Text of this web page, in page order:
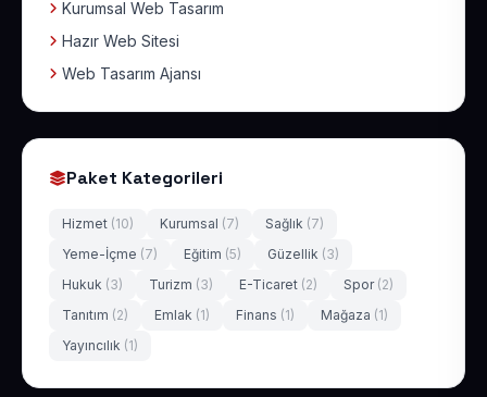
Kurumsal Web Tasarım
Hazır Web Sitesi
Web Tasarım Ajansı
Paket Kategorileri
Hizmet (10) Kurumsal (7) Sağlık (7)
Yeme-İçme (7) Eğitim (5) Güzellik (3)
Hukuk (3) Turizm (3) E-Ticaret (2) Spor (2)
Tanıtım (2) Emlak (1) Finans (1) Mağaza (1)
Yayıncılık (1)